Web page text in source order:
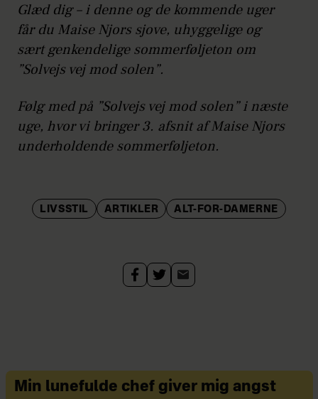
Glæd dig – i denne og de kommende uger
får du Maise Njors sjove, uhyggelige og
sært genkendelige sommerføljeton om
”Solvejs vej mod solen”.
Følg med på ”Solvejs vej mod solen” i næste
uge, hvor vi bringer 3. afsnit af Maise Njors
underholdende sommerføljeton.
LIVSSTIL ARTIKLER ALT-FOR-DAMERNE
Min lunefulde chef giver mig angst